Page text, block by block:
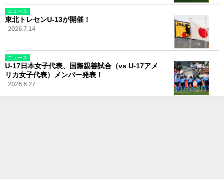
ニュース
東北トレセンU-13が開催！
2026.7.14
ニュース
U-17日本女子代表、国際親善試合（vs U-17アメ
リカ女子代表）メンバー発表！
2026.6.27